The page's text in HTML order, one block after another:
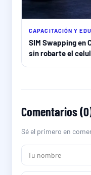
CAPACITACIÓN Y
SIM Swapping en
sin robarte el
Comentarios
Sé el primero en